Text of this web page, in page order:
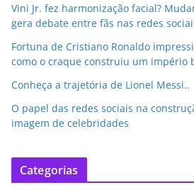
Vini Jr. fez harmonização facial?
gera debate entre fãs nas redes
Fortuna de Cristiano Ronaldo
como o craque construiu um império
Conheça a trajetória de Lionel Messi..
O papel das redes sociais na
imagem de celebridades
Categorias